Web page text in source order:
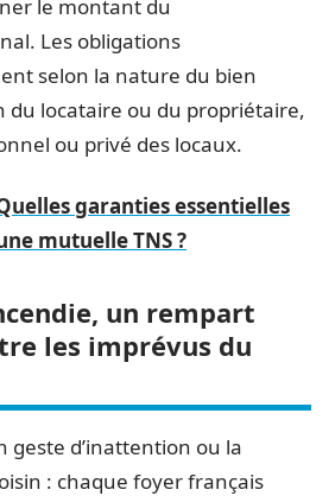
le montant du
Les obligations
selon la nature du bien
du locataire ou du propriétaire,
ou privé des locaux.
garanties essentielles
mutuelle TNS ?
un rempart
les imprévus du
geste d’inattention ou la
: chaque foyer français